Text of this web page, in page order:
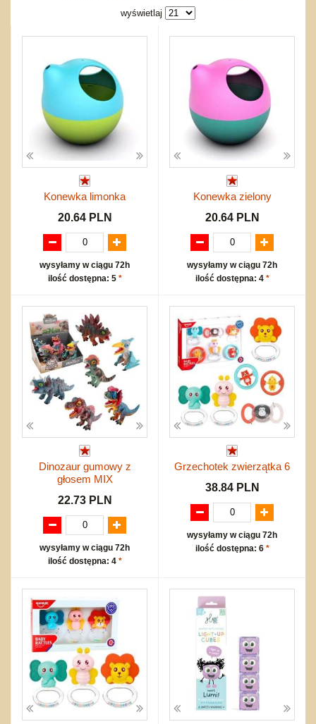
Inne
Bąki
Pojazdy
Inne
Promocje
Zakupy hurtowe
Koszty przesyłki
Regulamin
Kontakt
Mapa produktów
wyświetlaj
Konewka limonka
20.64 PLN
wysyłamy w ciągu 72h
ilość dostępna: 5 *
Konewka zielony
20.64 PLN
wysyłamy w ciągu 72h
ilość dostępna: 4 *
Dinozaur gumowy z
głosem MIX
22.73 PLN
wysyłamy w ciągu 72h
ilość dostępna: 4 *
Grzechotek zwierzątka 6
38.84 PLN
wysyłamy w ciągu 72h
ilość dostępna: 6 *